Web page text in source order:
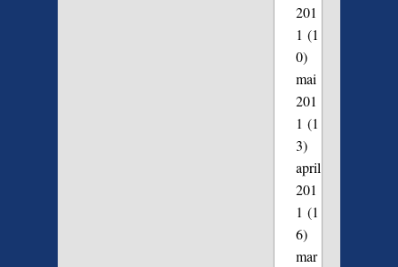
201
1 (1
0)
mai
201
1 (1
3)
april
201
1 (1
6)
mar